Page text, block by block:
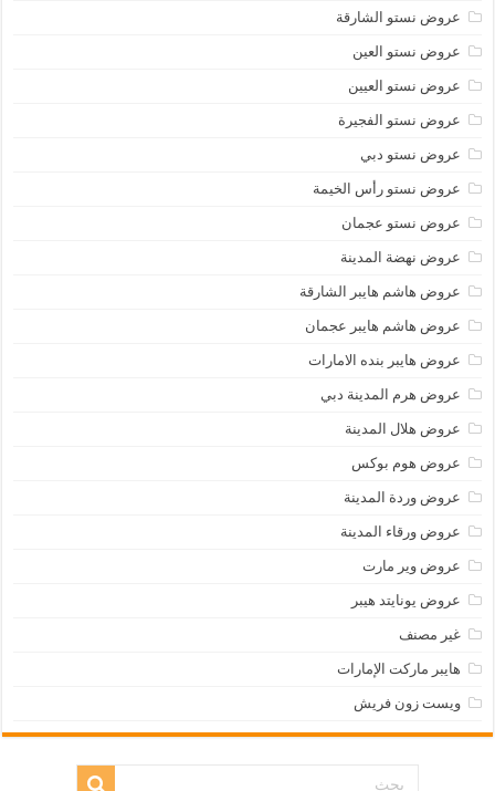
عروض نستو الشارقة
عروض نستو العين
عروض نستو العيين
عروض نستو الفجيرة
عروض نستو دبي
عروض نستو رأس الخيمة
عروض نستو عجمان
عروض نهضة المدينة
عروض هاشم هايبر الشارقة
عروض هاشم هايبر عجمان
عروض هايبر بنده الامارات
عروض هرم المدينة دبي
عروض هلال المدينة
عروض هوم بوكس
عروض وردة المدينة
عروض ورقاء المدينة
عروض وير مارت
عروض يونايتد هيبر
غير مصنف
هايبر ماركت الإمارات
ويست زون فريش